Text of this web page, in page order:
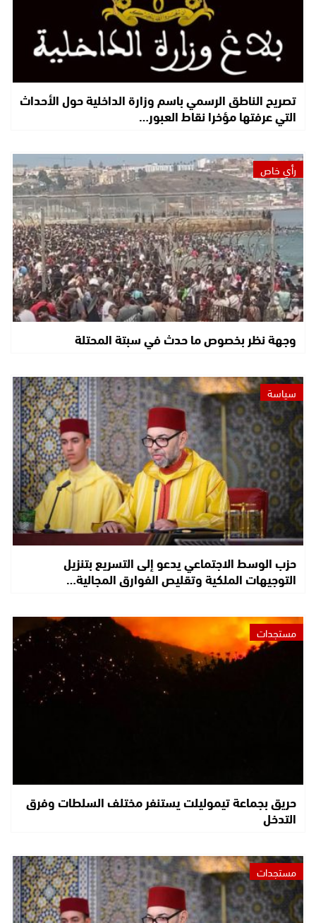
تصريح الناطق الرسمي باسم وزارة الداخلية حول الأحداث
التي عرفتها مؤخرا نقاط العبور…
رأي خاص
وجهة نظر بخصوص ما حدث في سبتة المحتلة
سياسة
حزب الوسط الاجتماعي يدعو إلى التسريع بتنزيل
التوجيهات الملكية وتقليص الفوارق المجالية…
مستجدات
حريق بجماعة تيموليلت يستنفر مختلف السلطات وفرق
التدخل
مستجدات